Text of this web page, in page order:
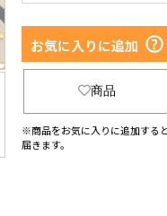
お気に入りに追加
商品
※商品をお気に入りに追加する
届きます。